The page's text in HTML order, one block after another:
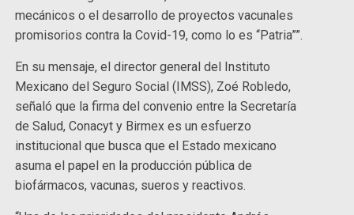
mecánicos o el desarrollo de proyectos vacunales
promisorios contra la Covid-19, como lo es “Patria””.
En su mensaje, el director general del Instituto
Mexicano del Seguro Social (IMSS), Zoé Robledo,
señaló que la firma del convenio entre la Secretaría
de Salud, Conacyt y Birmex es un esfuerzo
institucional que busca que el Estado mexicano
asuma el papel en la producción pública de
biofármacos, vacunas, sueros y reactivos.